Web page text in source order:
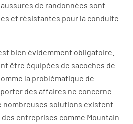
de randonnées sont
et résistantes pour la conduite
bien évidemment obligatoire.
être équipées de sacoches de
la problématique de
des affaires ne concerne
nombreuses solutions existent
des entreprises comme Mountain